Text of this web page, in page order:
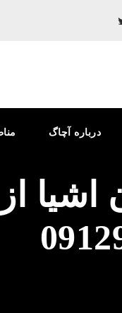
درباره آچاگ
اشیا